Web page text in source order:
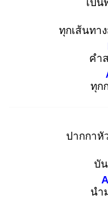
เป็น
ทุกเส้นทา
คำ
ทุก
ปากกาหั
บั
นำ